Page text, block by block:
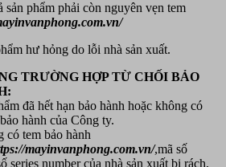
phẩm phải còn nguyên vẹn tem
hư hỏng do lỗi nhà sản xuất.
TRƯỜNG HỢP TỪ CHỐI BẢO
đã hết hạn bảo hành hoặc không có
hành của Công ty.
có tem bảo hành
mayinvanphong.com.vn/,mã số
series number của nhà sản xuất bị rách,